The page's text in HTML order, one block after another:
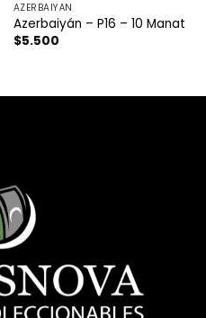
AZERBAIYÁN
Azerbaiyán – P16 – 10 Manat
$5.500